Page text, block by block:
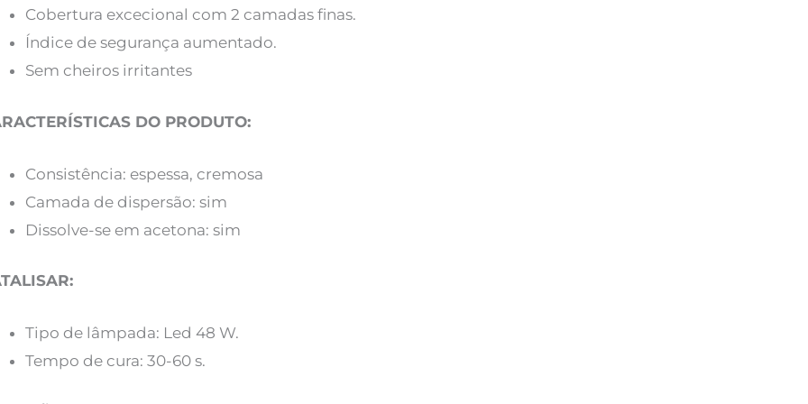
Cobertura excecional com 2 camadas finas.
Índice de segurança aumentado.
Sem cheiros irritantes
DO PRODUTO:
Consistência: espessa, cremosa
Camada de dispersão: sim
Dissolve-se em acetona: sim
Tipo de lâmpada: Led 48 W.
Tempo de cura: 30-60 s.